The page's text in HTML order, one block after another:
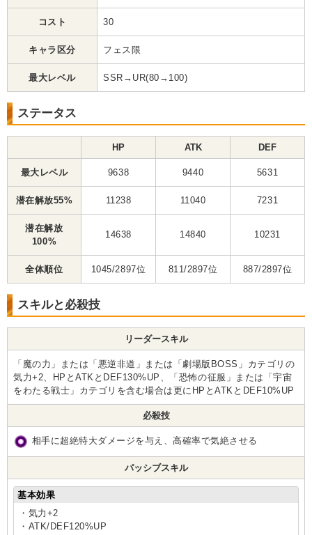
コスト 30
キャラ区分 フェス限
最大レベル SSR→UR(80→100)
ステータス
HP ATK DEF
最大レベル 9638 9440 5631
潜在解放55% 11238 11040 7231
潜在解放
100%
14638 14840 10231
全体順位 1045/2897位 811/2897位 887/2897位
スキルと必殺技
リーダースキル
「魔の力」または「悪逆非道」または「劇場版BOSS」カテゴリの
気力+2、HPとATKとDEF130%UP、「恐怖の征服」または「宇宙
をわたる戦士」カテゴリを含む場合は更にHPとATKとDEF10%UP
必殺技
相手に超絶特大ダメージを与え、高確率で気絶させる
パッシブスキル
基本効果
・気力+2
・ATK/DEF120%UP